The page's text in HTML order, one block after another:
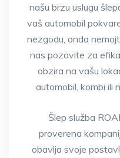
našu brzu uslugu
vaš automobil
nezgodu, onda
nas pozovite za
obzira na vašu
automobil, kombi ili
Šlep služba
proverena
obavlja svoje